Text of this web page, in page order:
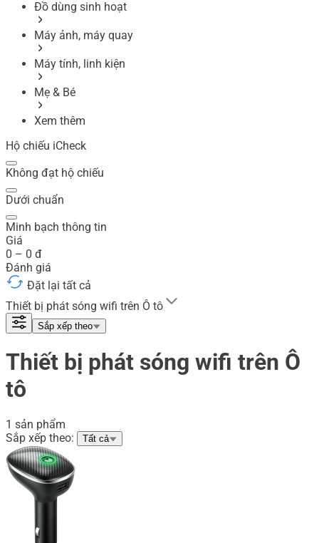
Đồ dùng sinh hoạt
Máy ảnh, máy quay
Máy tính, linh kiện
Mẹ & Bé
Xem thêm
Hộ chiếu iCheck
Không đạt hộ chiếu
Dưới chuẩn
Minh bạch thông tin
Giá
0 – 0 đ
Đánh giá
Đặt lại tất cả
Thiết bị phát sóng wifi trên Ô tô
Sắp xếp theo
Thiết bị phát sóng wifi trên Ô
tô
1 sản phẩm
Sắp xếp theo:
Tất cả